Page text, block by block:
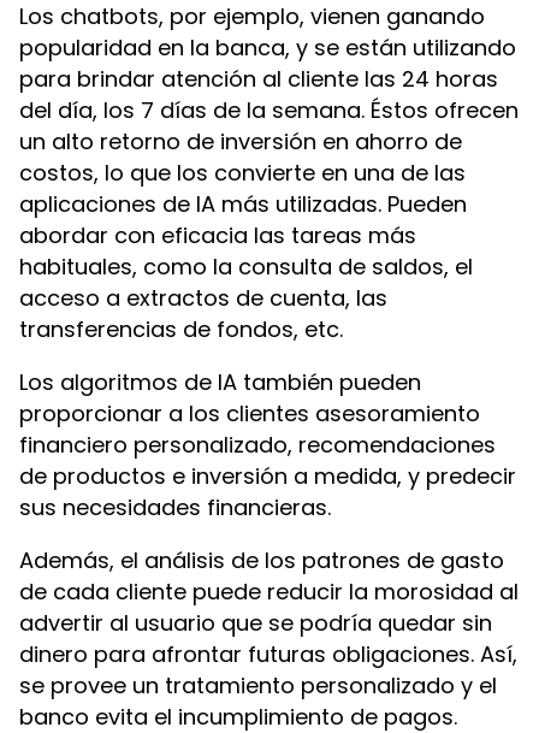
Los chatbots, por ejemplo, vienen ganando
popularidad en la banca, y se están utilizando
para brindar atención al cliente las 24 horas
del día, los 7 días de la semana. Éstos ofrecen
un alto retorno de inversión en ahorro de
costos, lo que los convierte en una de las
aplicaciones de IA más utilizadas. Pueden
abordar con eficacia las tareas más
habituales, como la consulta de saldos, el
acceso a extractos de cuenta, las
transferencias de fondos, etc.
Los algoritmos de IA también pueden
proporcionar a los clientes asesoramiento
financiero personalizado, recomendaciones
de productos e inversión a medida, y predecir
sus necesidades financieras.
Además, el análisis de los patrones de gasto
de cada cliente puede reducir la morosidad al
advertir al usuario que se podría quedar sin
dinero para afrontar futuras obligaciones. Así,
se provee un tratamiento personalizado y el
banco evita el incumplimiento de pagos.